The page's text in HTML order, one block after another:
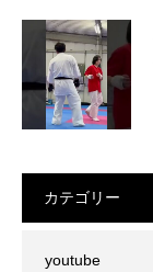
カテゴリー
youtube